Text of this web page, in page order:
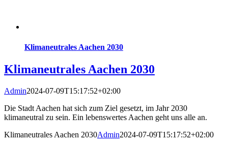
Klimaneutrales Aachen 2030
Klimaneutrales Aachen 2030
Admin2024-07-09T15:17:52+02:00
Die Stadt Aachen hat sich zum Ziel gesetzt, im Jahr 2030
klimaneutral zu sein. Ein lebenswertes Aachen geht uns alle an.
Klimaneutrales Aachen 2030Admin2024-07-09T15:17:52+02:00